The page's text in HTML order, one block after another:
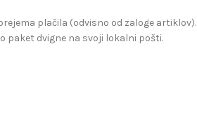
plačila (odvisno od zaloge artiklov).
paket dvigne na svoji lokalni pošti.